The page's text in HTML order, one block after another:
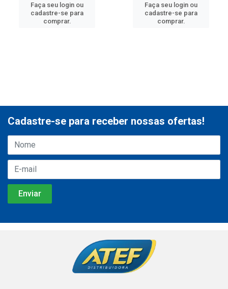
Faça seu login ou
cadastre-se para
comprar.
Faça seu login ou
cadastre-se para
comprar.
Cadastre-se para receber nossas ofertas!